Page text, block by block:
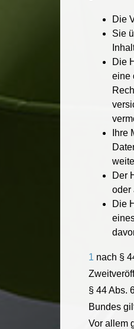
Die
Sie
Die
eine
Ihre
Der
oder
Die
1 nach §
§ 44 Abs.
Bundes
Vor allem